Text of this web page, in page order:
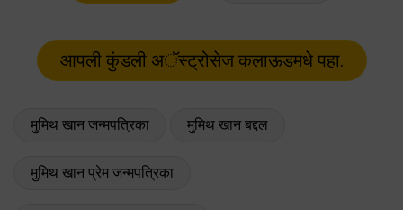
मुमिथ खान जन्मपत्रिका मुमिथ खान बद्दल
मुमिथ खान प्रेम जन्मपत्रिका